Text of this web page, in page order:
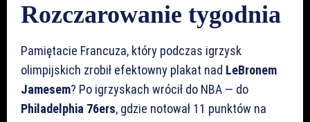
Rozczarowanie tygodnia
Pamiętacie Francuza, który podczas igrzysk
olimpijskich zrobił efektowny plakat nad LeBronem
Jamesem? Po igrzyskach wrócił do NBA — do
Philadelphia 76ers, gdzie notował 11 punktów na